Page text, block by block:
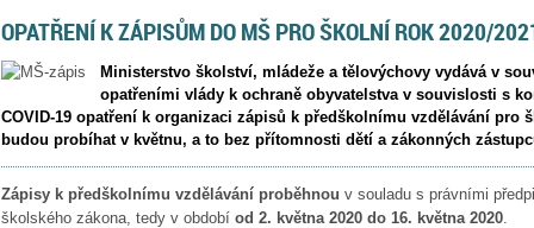
OPATŘENÍ K ZÁPISŮM DO MŠ PRO ŠKOLNÍ ROK 2020/
Ministerstvo školství, mládeže a tělovýchovy vydává v
opatřeními vlády k ochraně obyvatelstva v souvislosti s
COVID-19 opatření k organizaci zápisů k předškolnímu vzdělávání pro
budou probíhat v květnu, a to bez přítomnosti dětí a zákonných
Zápisy k předškolnímu vzdělávání proběhnou v souladu s právními
školského zákona, tedy v období od 2. května 2020 do 16. května 2020.